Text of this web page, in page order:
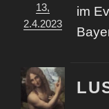
13,
2.4.2023
im